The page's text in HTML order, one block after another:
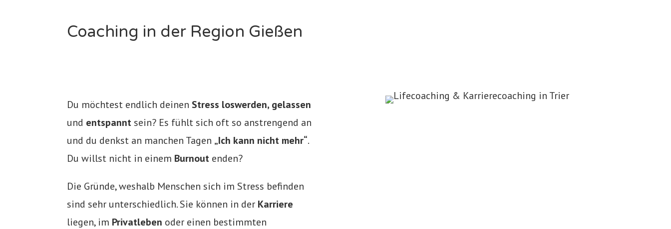
Coaching in der Region Gießen
Du möchtest endlich deinen Stress loswerden, gelassen
und entspannt sein? Es fühlt sich oft so anstrengend an
und du denkst an manchen Tagen „Ich kann nicht mehr“.
Du willst nicht in einem Burnout enden?
Die Gründe, weshalb Menschen sich im Stress befinden
sind sehr unterschiedlich. Sie können in der Karriere
liegen, im Privatleben oder einen bestimmten